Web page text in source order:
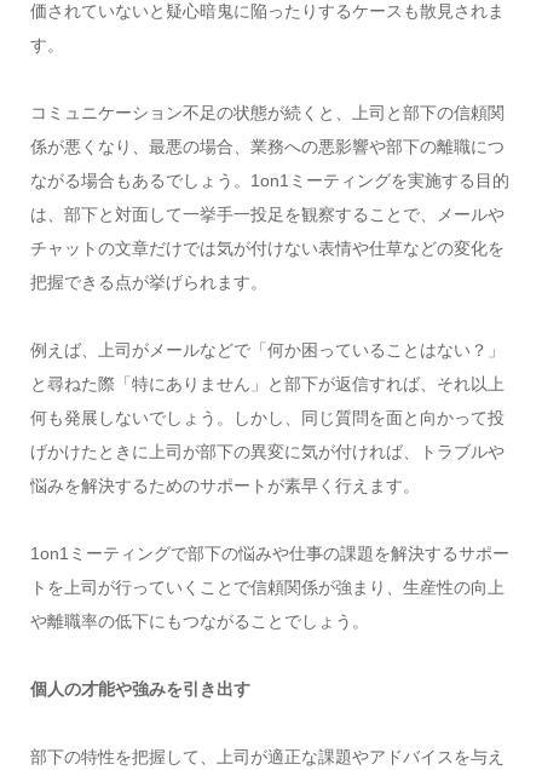
価されていないと疑心暗鬼に陥ったりするケースも散見されま
す。
コミュニケーション不足の状態が続くと、上司と部下の信頼関
係が悪くなり、最悪の場合、業務への悪影響や部下の離職につ
ながる場合もあるでしょう。1on1ミーティングを実施する目的
は、部下と対面して一挙手一投足を観察することで、メールや
チャットの文章だけでは気が付けない表情や仕草などの変化を
把握できる点が挙げられます。
例えば、上司がメールなどで「何か困っていることはない？」
と尋ねた際「特にありません」と部下が返信すれば、それ以上
何も発展しないでしょう。しかし、同じ質問を面と向かって投
げかけたときに上司が部下の異変に気が付ければ、トラブルや
悩みを解決するためのサポートが素早く行えます。
1on1ミーティングで部下の悩みや仕事の課題を解決するサポー
トを上司が行っていくことで信頼関係が強まり、生産性の向上
や離職率の低下にもつながることでしょう。
個人の才能や強みを引き出す
部下の特性を把握して、上司が適正な課題やアドバイスを与え